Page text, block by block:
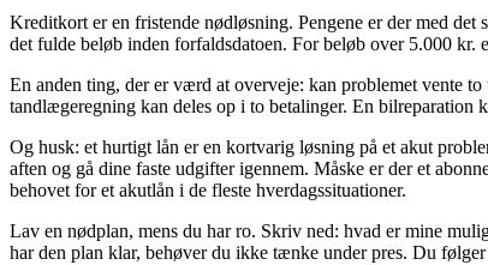
Kreditkort er en fristende nødløsning. Pengene er der med
det fulde beløb inden forfaldsdatoen. For beløb over 5.000
En anden ting, der er værd at overveje: kan problemet vente
tandlægeregning kan deles op i to betalinger. En bilreparation
Og husk: et hurtigt lån er en kortvarig løsning på et akut
aften og gå dine faste udgifter igennem. Måske er der et
behovet for et akutlån i de fleste hverdagssituationer.
Lav en nødplan, mens du har ro. Skriv ned: hvad er mine
har den plan klar, behøver du ikke tænke under pres. Du